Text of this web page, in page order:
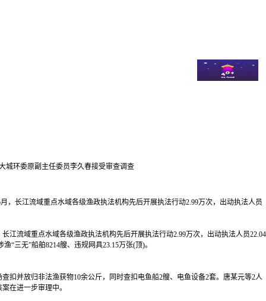
城环委原副主任委员李久春接受审查调查
长江流域重点水域各级渔政执法机构先后开展执法行动2.99万次，出动执法人员
流域重点水域各级渔政执法机构先后开展执法行动2.99万次，出动执法人员22.04
“三无”船舶8214艘、违规网具23.15万张(顶)。
并放归非法渔获物10余公斤，同时查扣电鱼船2艘、电鱼设备2套。唐某元等2人
在进一步审理中。